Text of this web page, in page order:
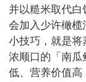
并以糙米取代
会加入少许橄榄
小技巧，就是将
浓顺口的「南
低、营养价值高